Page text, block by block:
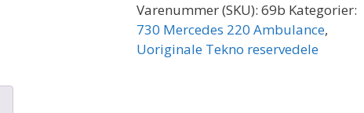
Varenummer (SKU): 69b Kategorier:
730 Mercedes 220 Ambulance,
Uoriginale Tekno reservedele